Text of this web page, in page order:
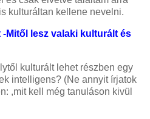
kulturáltan kellene nevelni.
Mitől lesz valaki kulturált és
kulturált lehet részben egy
intelligens? (Ne annyit írjatok
,mit kell még tanuláson kivül